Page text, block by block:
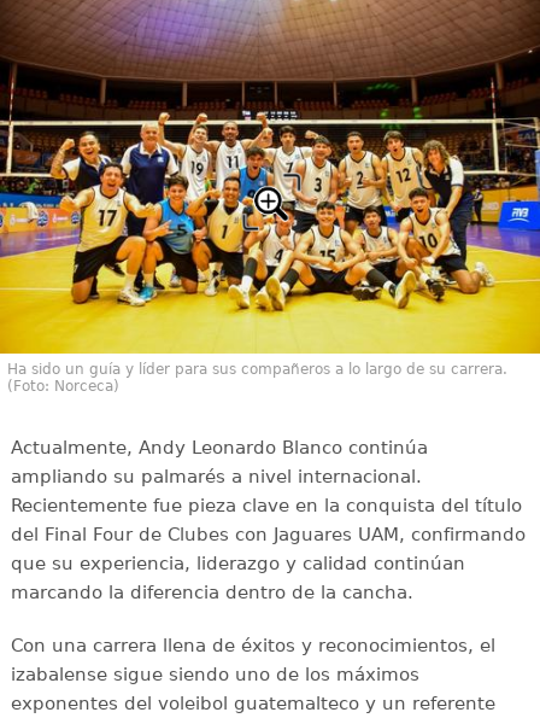
Ha sido un guía y líder para sus compañeros a lo largo de su carrera.
(Foto: Norceca)
Actualmente, Andy Leonardo Blanco continúa
ampliando su palmarés a nivel internacional.
Recientemente fue pieza clave en la conquista del título
del Final Four de Clubes con Jaguares UAM, confirmando
que su experiencia, liderazgo y calidad continúan
marcando la diferencia dentro de la cancha.
Con una carrera llena de éxitos y reconocimientos, el
izabalense sigue siendo uno de los máximos
exponentes del voleibol guatemalteco y un referente